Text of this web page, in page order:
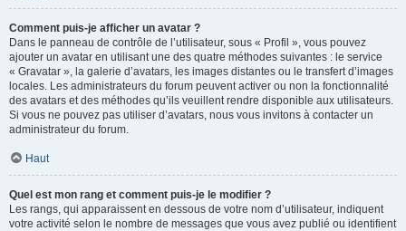
Comment puis-je afficher un avatar ?
Dans le panneau de contrôle de l’utilisateur, sous « Profil », vous pouvez
ajouter un avatar en utilisant une des quatre méthodes suivantes : le service
« Gravatar », la galerie d’avatars, les images distantes ou le transfert d’images
locales. Les administrateurs du forum peuvent activer ou non la fonctionnalité
des avatars et des méthodes qu’ils veuillent rendre disponible aux utilisateurs.
Si vous ne pouvez pas utiliser d’avatars, nous vous invitons à contacter un
administrateur du forum.
Haut
Quel est mon rang et comment puis-je le modifier ?
Les rangs, qui apparaissent en dessous de votre nom d’utilisateur, indiquent
votre activité selon le nombre de messages que vous avez publié ou identifient